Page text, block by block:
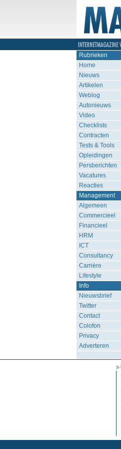
Rubrieken
Home
Nieuws
Artikelen
Weblog
Autonieuws
Video
Checklists
Contracten
Tests & Tools
Opleidingen
Persberichten
Vacatures
Reacties
Management
Algemeen
Commercieel
Financieel
HRM
ICT
Consultancy
Carrière
Lifestyle
Info
Nieuwsbrief
Twitter
Contact
Colofon
Privacy
Adverteren